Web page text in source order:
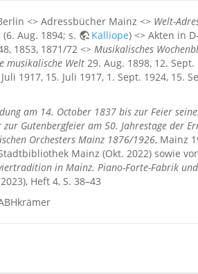
<> Adressbücher Mainz <> Welt-
Aug. 1894; s. Kalliope) <> Akten in
1853, 1871/72 <> Musikalisches
musikalische Welt 29. Aug. 1898, 12. Sept.
1917, 15. Juli 1917, 1. Sept. 1924, 15.
am 14. October 1837 bis zur Feier
zur Gutenbergfeier am 50. Jahrestage der
Orchesters Mainz 1876/1926, Mainz
Mainz (Okt. 2022) sowie
in Mainz. Piano-Forte-Fabrik und
Heft 4, S. 38–43